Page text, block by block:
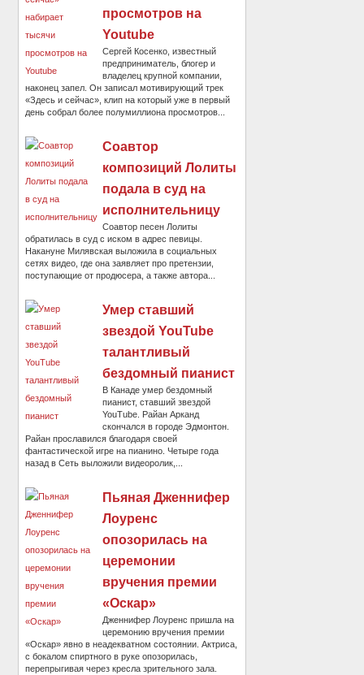
просмотров на
Youtube
Сергей Косенко, известный
предприниматель, блогер и
владелец крупной компании,
наконец запел. Он записал мотивирующий трек
«Здесь и сейчас», клип на который уже в первый
день собрал более полумиллиона просмотров...
Соавтор
композиций Лолиты
подала в суд на
исполнительницу
Соавтор песен Лолиты
обратилась в суд с иском в адрес певицы.
Накануне Милявская выложила в социальных
сетях видео, где она заявляет про претензии,
поступающие от продюсера, а также автора...
Умер ставший
звездой YouTube
талантливый
бездомный пианист
В Канаде умер бездомный
пианист, ставший звездой
YouTube. Райан Арканд
скончался в городе Эдмонтон.
Райан прославился благодаря своей
фантастической игре на пианино. Четыре года
назад в Сеть выложили видеоролик,...
Пьяная Дженнифер
Лоуренс
опозорилась на
церемонии
вручения премии
«Оскар»
Дженнифер Лоуренс пришла на
церемонию вручения премии
«Оскар» явно в неадекватном состоянии. Актриса,
с бокалом спиртного в руке опозорилась,
перепрыгивая через кресла зрительного зала.